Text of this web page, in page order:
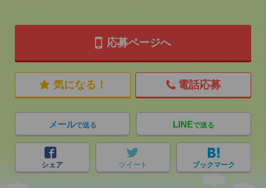
応募ページへ
気になる！ 電話応募
メールで送る LINEで送る
シェア ツイート ブックマーク